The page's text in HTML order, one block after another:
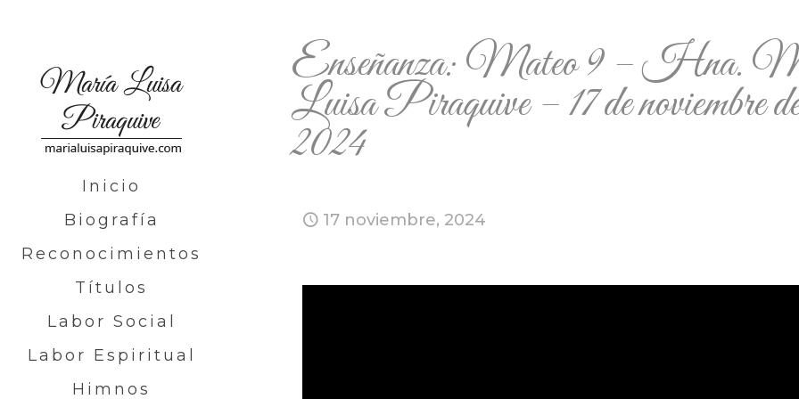
Inicio
Biografía
Reconocimientos
Títulos
Labor Social
Labor Espiritual
Himnos
Enseñanza: Mateo 9 – Hna.
Luisa Piraquive – 17 de noviembre
2024
17 noviembre, 2024